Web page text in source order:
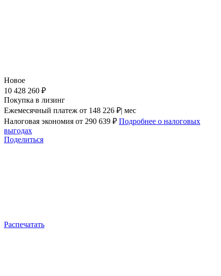
Новое
10 428 260 ₽
Покупка в лизинг
Ежемесячный платеж от 148 226 ₽| мес
Налоговая экономия от 290 639 ₽ Подробнее о налоговых
выгодах
Поделиться
Распечатать